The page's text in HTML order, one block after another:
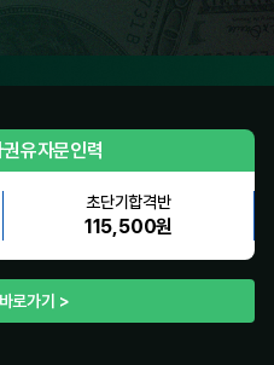
유자문인력
초단기합격반
115,500원
로가기 >